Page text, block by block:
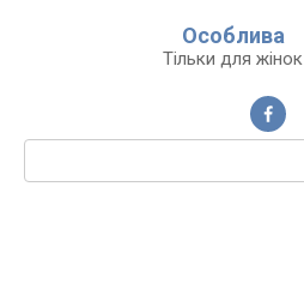
Особлива
Тільки для жінок
Пошук: